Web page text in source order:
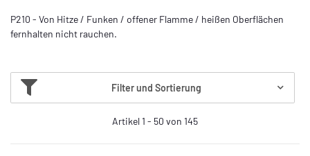
P210 - Von Hitze / Funken / offener Flamme / heißen Oberflächen
fernhalten nicht rauchen.
Filter und Sortierung
Artikel 1 - 50 von 145